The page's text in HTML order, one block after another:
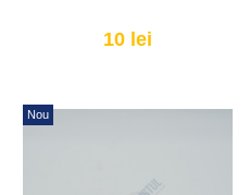
10 lei
Nou